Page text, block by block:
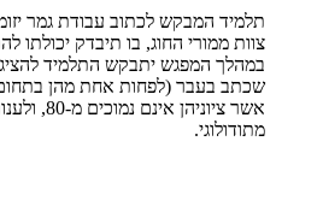
תלמיד המבקש לכתוב עבודת גמר
צוות ממורי החוג, בו תיבדק יכולתו
במהלך המפגש יתבקש התלמיד להציג
שכתב בעבר (לפחות אחת מהן
אשר
מתודולוגי.